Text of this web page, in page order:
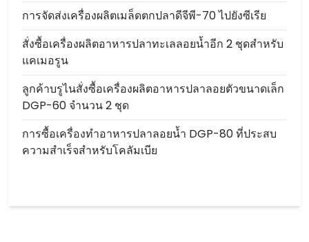
การจัดส่งเครื่องผลิตเมล็ดตกปลาดีจีพี-70 ไปยังซีเรีย
สั่งซื้อเครื่องผลิตอาหารปลาทะเลลอยน้ำอีก 2 ชุดสำหรับ
แคเมอรูน
ลูกค้าบรูไนสั่งซื้อเครื่องผลิตอาหารปลาลอยตัวขนาดเล็ก
DGP-60 จำนวน 2 ชุด
การซื้อเครื่องทำอาหารปลาลอยน้ำ DGP-80 ที่ประสบ
ความสำเร็จสำหรับโคลัมเบีย